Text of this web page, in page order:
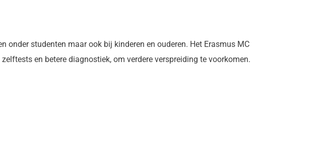
studenten maar ook bij kinderen en ouderen. Het Erasmus MC
en betere diagnostiek, om verdere verspreiding te voorkomen.